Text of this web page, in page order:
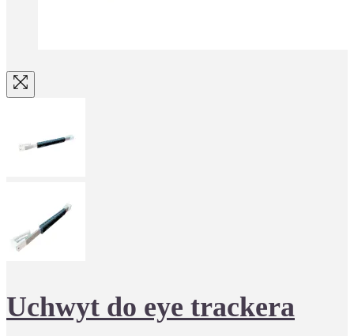
Uchwyt do eye trackera